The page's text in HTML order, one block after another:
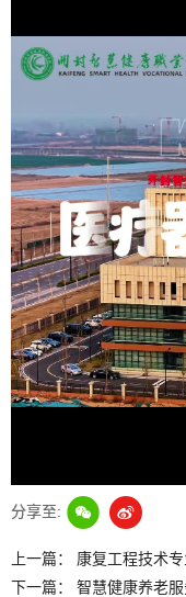
分享至:
上一篇： 康复工程技术专
下一篇： 智慧健康养老